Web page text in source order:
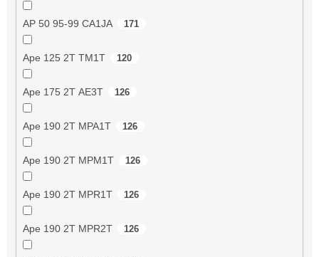
AP 50 95-99 CA1JA 171
Ape 125 2T TM1T 120
Ape 175 2T AE3T 126
Ape 190 2T MPA1T 126
Ape 190 2T MPM1T 126
Ape 190 2T MPR1T 126
Ape 190 2T MPR2T 126